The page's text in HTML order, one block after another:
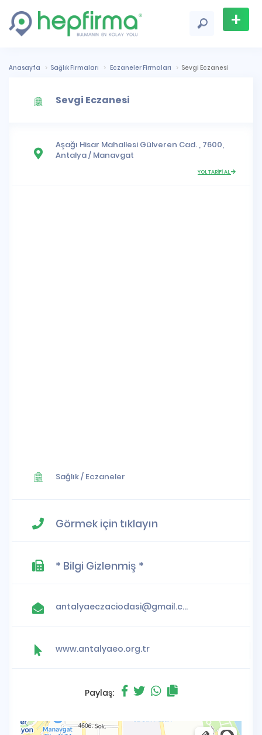
+
Ekle
Anasayfa Sağlık Firmaları Eczaneler Firmaları Sevgi Eczanesi
Sevgi Eczanesi
Aşağı Hisar Mahallesi Gülveren Cad. , 7600,
Antalya/ Manavgat
YOL TARİFİ AL
Sağlık/ Eczaneler
Görmek için tıklayın
* Bilgi Gizlenmiş *
antalyaeczaciodasi@gmail.com
www.antalyaeo.org.tr
Paylaş: